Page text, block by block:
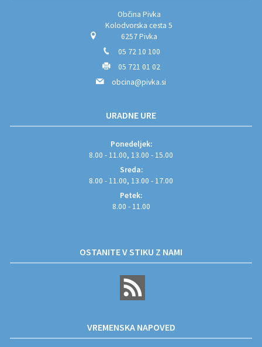
Občina Pivka
Kolodvorska cesta 5
6257 Pivka
05 72 10 100
05 721 01 02
obcina@pivka.si
URADNE URE
Ponedeljek:
8.00 - 11.00, 13.00 - 15.00
Sreda:
8.00 - 11.00, 13.00 - 17.00
Petek:
8.00 - 11.00
OSTANITE V STIKU Z NAMI
VREMENSKA NAPOVED